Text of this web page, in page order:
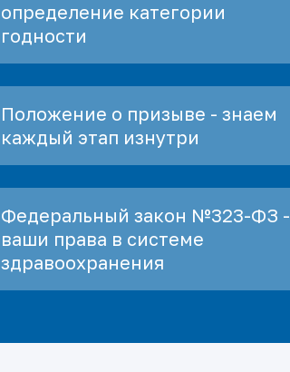
определение категории
годности
Положение о призыве - знаем
каждый этап изнутри
Федеральный закон №323-ФЗ -
ваши права в системе
здравоохранения